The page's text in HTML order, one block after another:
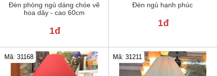
Đèn phòng ngủ dáng chóe vẽ
hoa dây - cao 60cm
1đ
Đèn ngủ hạnh phúc
1đ
Mã: 31168 Mã: 31211